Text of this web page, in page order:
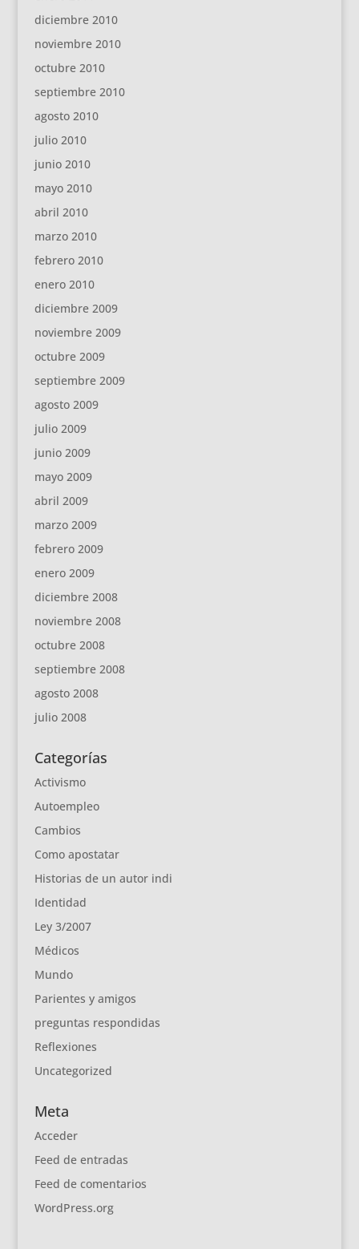
diciembre 2010
noviembre 2010
octubre 2010
septiembre 2010
agosto 2010
julio 2010
junio 2010
mayo 2010
abril 2010
marzo 2010
febrero 2010
enero 2010
diciembre 2009
noviembre 2009
octubre 2009
septiembre 2009
agosto 2009
julio 2009
junio 2009
mayo 2009
abril 2009
marzo 2009
febrero 2009
enero 2009
diciembre 2008
noviembre 2008
octubre 2008
septiembre 2008
agosto 2008
julio 2008
Categorías
Activismo
Autoempleo
Cambios
Como apostatar
Historias de un autor indi
Identidad
Ley 3/2007
Médicos
Mundo
Parientes y amigos
preguntas respondidas
Reflexiones
Uncategorized
Meta
Acceder
Feed de entradas
Feed de comentarios
WordPress.org